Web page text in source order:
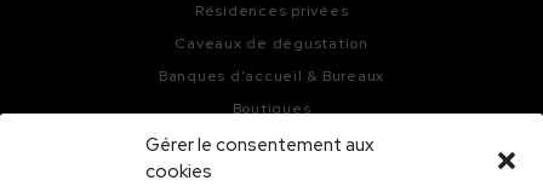
Gérer le consentement aux
cookies
Résidences privées
Caveaux de dégustation
Banques d’accueil & Bureaux
Boutiques
Bars, Hôtels & Restaurants